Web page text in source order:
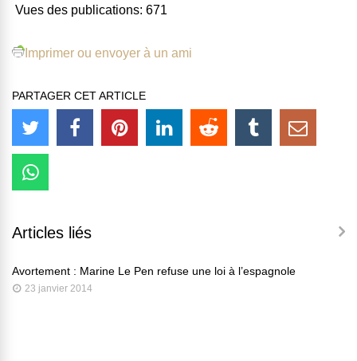
Vues des publications: 671
Imprimer ou envoyer à un ami
PARTAGER CET ARTICLE
Articles liés
Avortement : Marine Le Pen refuse une loi à l’espagnole
23 janvier 2014